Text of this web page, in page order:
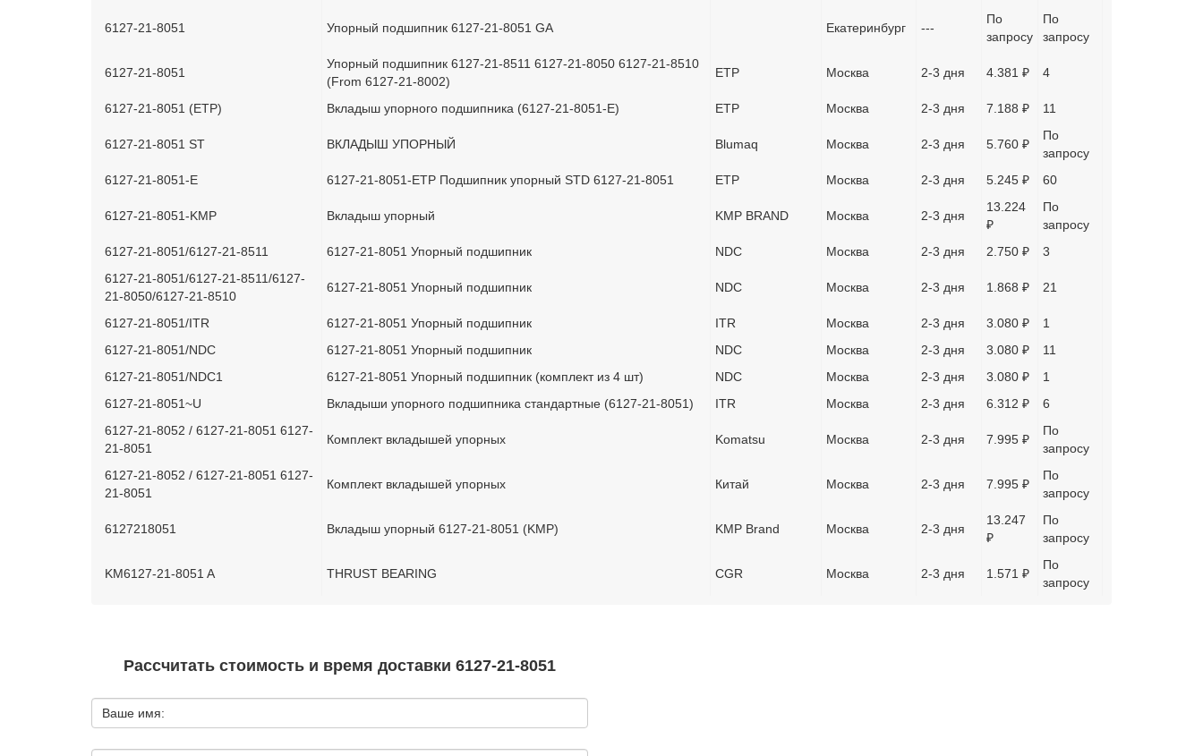
6127-21-8051 Упорный подшипник 6127-21-8051 GA Екатеринбург ---
По
запросу
По
запросу
6127-21-8051
Упорный подшипник 6127-21-8511 6127-21-8050 6127-21-8510
(From 6127-21-8002)
ETP Москва 2-3 дня 4.381 ₽ 4
6127-21-8051 (ETP) Вкладыш упорного подшипника (6127-21-8051-E) ETP Москва 2-3 дня 7.188 ₽ 11
6127-21-8051 ST ВКЛАДЫШ УПОРНЫЙ Blumaq Москва 2-3 дня 5.760 ₽
По
запросу
6127-21-8051-E
6127-21-8051-ETP Подшипник упорный STD 6127-21-8051 ETP Москва 2-3 дня 5.245 ₽ 60
6127-21-8051-KMP Вкладыш упорный KMP BRAND Москва 2-3 дня
13.224
₽
По
запросу
6127-21-8051/6127-21-8511
6127-21-8051 Упорный подшипник NDC Москва 2-3 дня 2.750 ₽
3
6127-21-8051/6127-21-8511/6127-
21-8050/6127-21-8510
6127-21-8051 Упорный подшипник NDC Москва 2-3 дня 1.868 ₽ 21
6127-21-8051/ITR 6127-21-8051 Упорный подшипник ITR Москва 2-3 дня 3.080 ₽
1
6127-21-8051/NDC
6127-21-8051 Упорный подшипник NDC Москва 2-3 дня 3.080 ₽
11
6127-21-8051/NDC1
6127-21-8051 Упорный подшипник (комплект из 4 шт) NDC Москва 2-3 дня 3.080 ₽
1
6127-21-8051~U
Вкладыши упорного подшипника стандартные (6127-21-8051) ITR Москва 2-3 дня 6.312 ₽
6
6127-21-8052 / 6127-21-8051 6127-
21-8051
Комплект вкладышей упорных Komatsu Москва 2-3 дня 7.995 ₽
По
запросу
6127-21-8052 / 6127-21-8051 6127-
21-8051
Комплект вкладышей упорных Китай Москва 2-3 дня 7.995 ₽
По
запросу
6127218051 Вкладыш упорный 6127-21-8051 (KMP) KMP Brand Москва 2-3 дня
13.247
₽
По
запросу
KM6127-21-8051 A THRUST BEARING CGR Москва 2-3 дня 1.571 ₽
По
запросу
Рассчитать стоимость и время доставки 6127-21-8051
Ваше имя: